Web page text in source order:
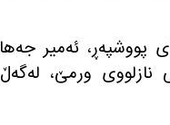
ورمێ، لەگەڵ